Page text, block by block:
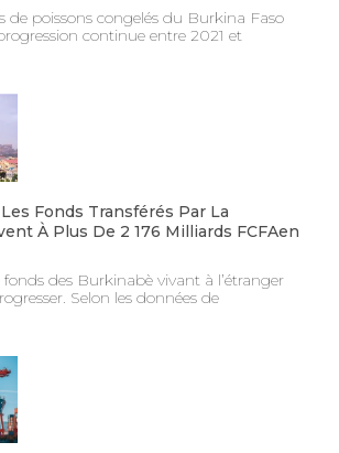
de poissons congelés du Burkina Faso
continue entre 2021 et
Fonds Transférés Par La
À Plus De 2 176 Milliards FCFAen
fonds des Burkinabè vivant à l’étranger
Selon les données de